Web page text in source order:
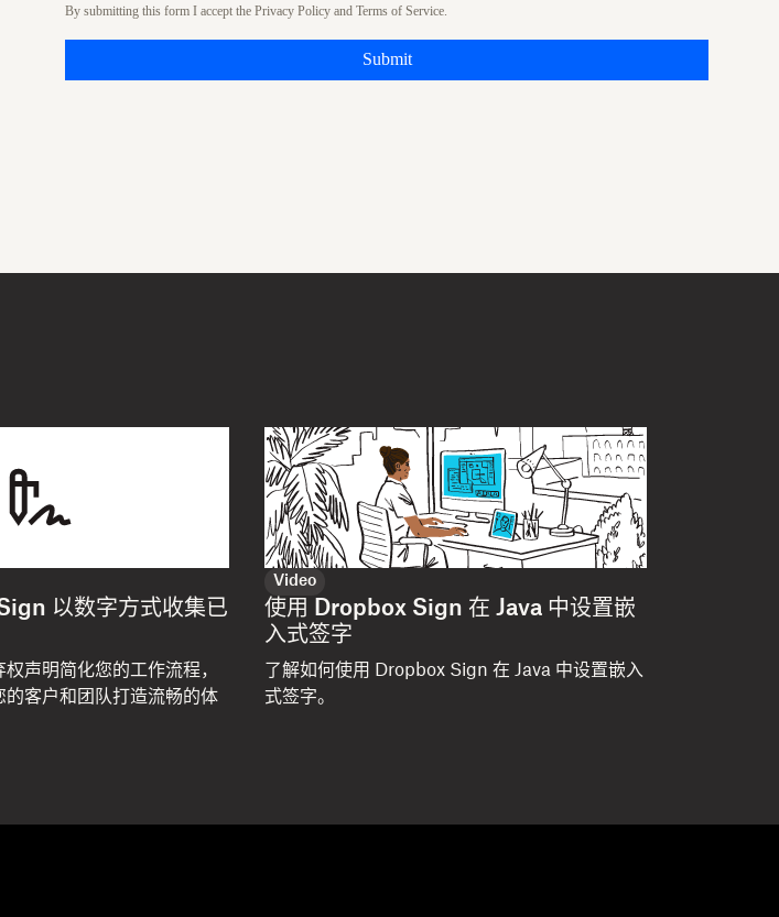
By submitting this form I accept the Privacy Policy and Terms of Service
Submit
以数字方式收集已
权声明简化您的工作流程，
的客户和团队打造流畅的体
Video
使用 Dropbox Sign 在 Java 中设置嵌
入式签字
了解如何使用 Dropbox Sign 在 Java 中设置嵌入
式签字。